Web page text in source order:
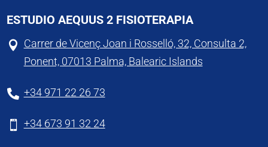
ESTUDIO AEQUUS 2 FISIOTERAPIA
 Carrer de Vicenç Joan i Rosselló, 32, Consulta 2,
Ponent, 07013 Palma, Balearic Islands
 +34 971 22 26 73
 +34 673 91 32 24